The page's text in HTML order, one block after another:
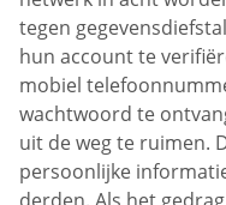
tegen
hun account te
mobiel
wachtwoord te
uit de weg te ruimen.
persoonlijke